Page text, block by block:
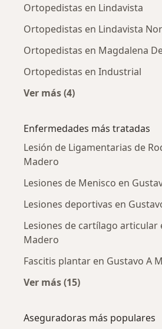
Ortopedistas en Lindavista
Ortopedistas en Lindavista
Ortopedistas en Magdalena
Ortopedistas en Industrial
Ver más (4)
Enfermedades más tratadas
Lesión de Ligamentarias de
Madero
Lesiones de Menisco en
Lesiones deportivas en
Lesiones de cartílago articular
Madero
Fascitis plantar en Gustavo A
Ver más (15)
Aseguradoras más populares